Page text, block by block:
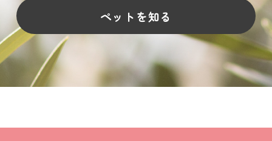
ペットを知る